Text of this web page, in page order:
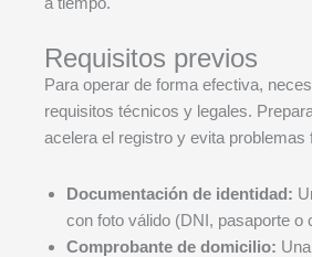
Requisitos previos
Para operar de forma efectiva,
requisitos técnicos y legales.
acelera el registro y evita problemas
Documentación de identidad:
con foto válido (DNI, pasaporte o
Comprobante de domicilio: